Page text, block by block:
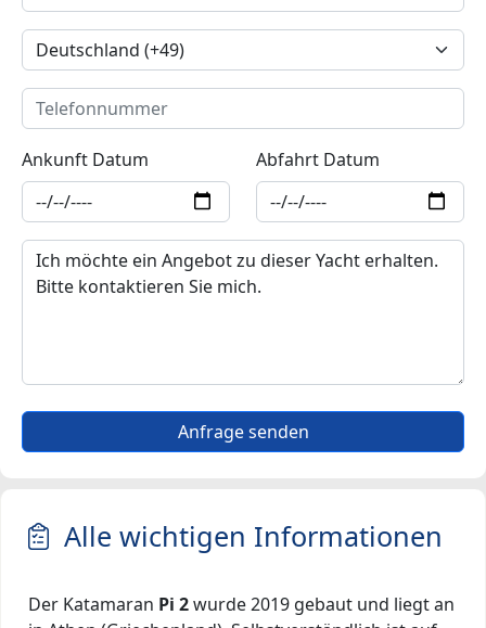
Ankunft Datum Abfahrt Datum
Anfrage senden
Alle wichtigen Informationen
Der Katamaran Pi 2wurde 2019 gebaut und liegt an